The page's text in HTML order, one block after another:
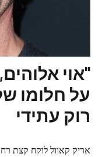
"אוי
על חלומו
רוק עתידי
אריק קאוול לוקח קצת